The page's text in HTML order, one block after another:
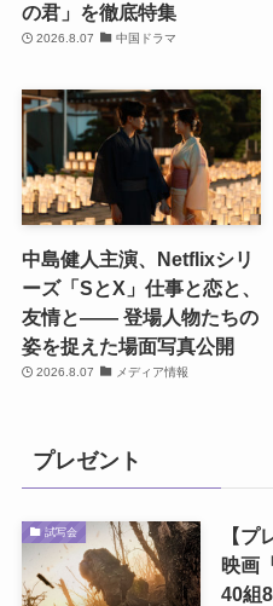
の君」を徹底特集
2026.8.07 中国ドラマ
中島健人主演、Netflixシリ
ーズ「SとX」仕事と恋と、
友情と―― 登場人物たちの
姿を捉えた場面写真公開
2026.8.07 メディア情報
プレゼント
試写会
【プ
映画
40組